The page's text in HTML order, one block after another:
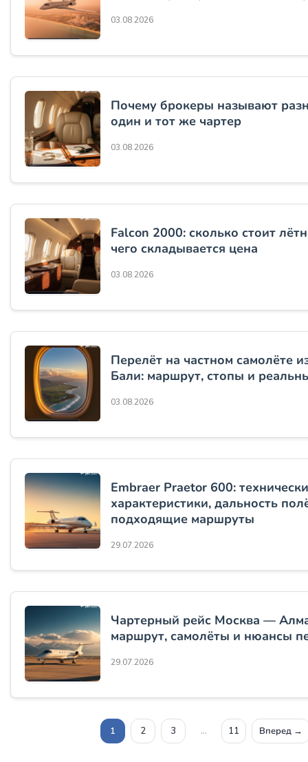
03.08.2026
Почему брокеры называют
один и тот же чартер
03.08.2026
Falcon 2000: сколько стоит
чего складывается цена
03.08.2026
Перелёт на частном самолёте
Бали: маршрут, стопы и
03.08.2026
Embraer Praetor 600:
характеристики, дальность
подходящие маршруты
29.07.2026
Чартерный рейс Москва —
маршрут, самолёты и нюансы
29.07.2026
1 2 3 … 11 Вперед →